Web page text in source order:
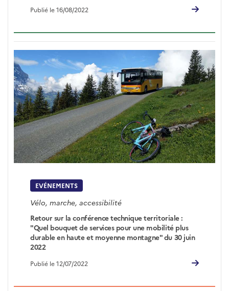
Publié le 16/08/2022
EVÉNEMENTS
Vélo, marche, accessibilité
Retour sur la conférence technique territoriale :
"Quel bouquet de services pour une mobilité plus
durable en haute et moyenne montagne" du 30 juin
2022
Publié le 12/07/2022